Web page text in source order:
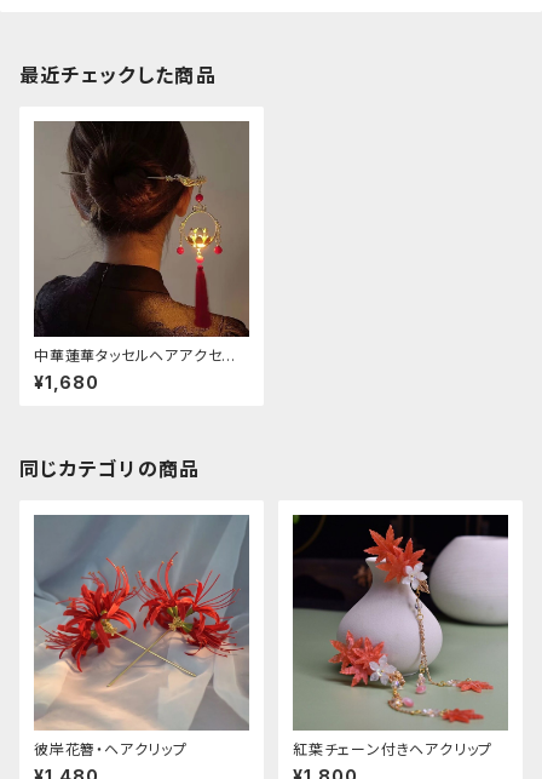
最近チェックした商品
中華蓮華タッセルヘアアクセサリ
ー
¥1,680
同じカテゴリの商品
彼岸花簪・ヘアクリップ 紅葉チェーン付きヘアクリップ